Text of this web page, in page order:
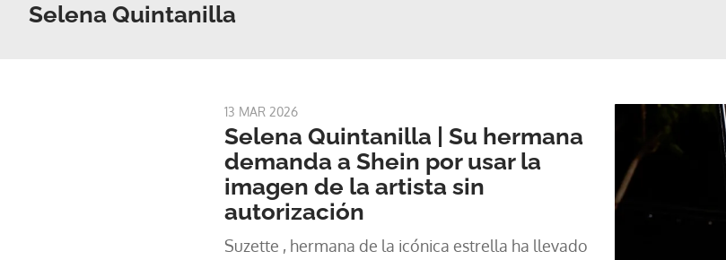
Selena Quintanilla
13 MAR 2026
Selena Quintanilla | Su hermana
demanda a Shein por usar la
imagen de la artista sin
autorización
Suzette , hermana de la icónica estrella ha llevado